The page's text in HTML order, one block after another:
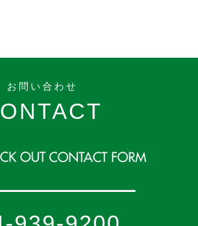
お問い合わせ